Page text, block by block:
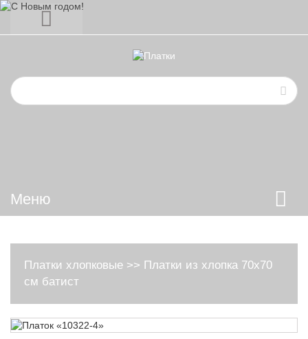
Меню
Платки хлопковые >> Платки из хлопка 70х70
см батист